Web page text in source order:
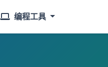
编程工具